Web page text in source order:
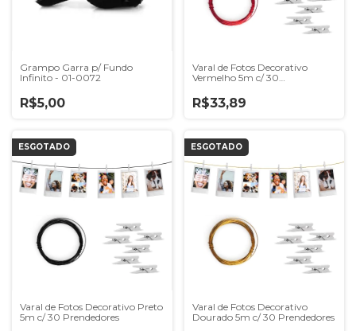
Grampo Garra p/ Fundo
Infinito - 01-0072
R$5,00
Varal de Fotos Decorativo
Vermelho 5m c/ 30
R$33,89
ESGOTADO
Varal de Fotos Decorativo Preto
5m c/ 30 Prendedores
ESGOTADO
Varal de Fotos Decorativo
Dourado 5m c/ 30 Prendedores